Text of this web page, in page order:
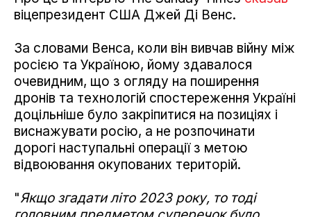
віцепрезидент США Джей Ді Венс.
За словами Венса, коли він вивчав війну між
росією та Україною, йому здавалося
очевидним, що з огляду на поширення
дронів та технологій спостереження Україні
доцільніше було закріпитися на позиціях і
виснажувати росію, а не розпочинати
дорогі наступальні операції з метою
відвоювання окупованих територій.
"Якщо згадати літо 2023 року, то тоді